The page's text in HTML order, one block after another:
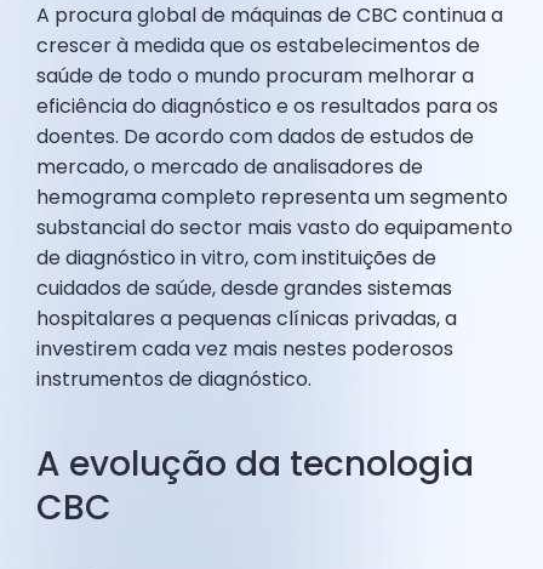
A procura global de máquinas de CBC continua a
crescer à medida que os estabelecimentos de
saúde de todo o mundo procuram melhorar a
eficiência do diagnóstico e os resultados para os
doentes. De acordo com dados de estudos de
mercado, o mercado de analisadores de
hemograma completo representa um segmento
substancial do sector mais vasto do equipamento
de diagnóstico in vitro, com instituições de
cuidados de saúde, desde grandes sistemas
hospitalares a pequenas clínicas privadas, a
investirem cada vez mais nestes poderosos
instrumentos de diagnóstico.
A evolução da tecnologia
CBC